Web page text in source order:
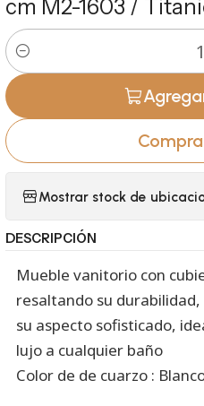
cm M2-1603 /
Cantidad
Mostrar stock de
DESCRIPCIÓN
Mueble vanitorio con
resaltando su
su aspecto sofisticado,
lujo a cualquier baño
Color de de cuarzo :